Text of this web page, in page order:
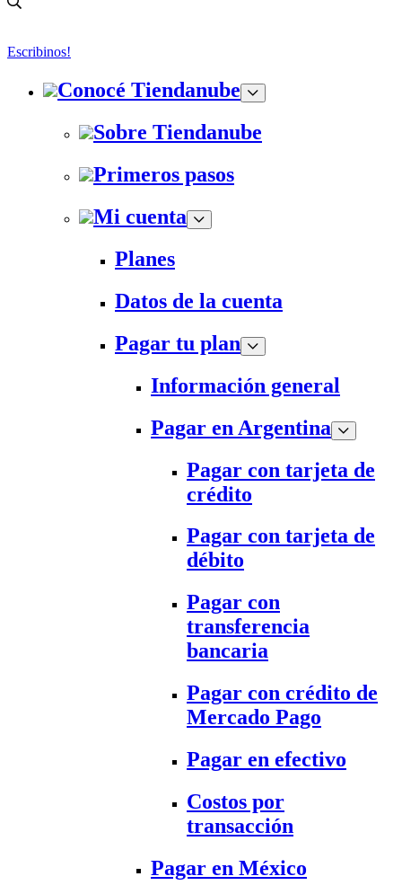
Escribinos!
Conocé Tiendanube
Sobre Tiendanube
Primeros pasos
Mi cuenta
Planes
Datos de la cuenta
Pagar tu plan
Información general
Pagar en Argentina
Pagar con tarjeta de
crédito
Pagar con tarjeta de
débito
Pagar con
transferencia
bancaria
Pagar con crédito de
Mercado Pago
Pagar en efectivo
Costos por
transacción
Pagar en México